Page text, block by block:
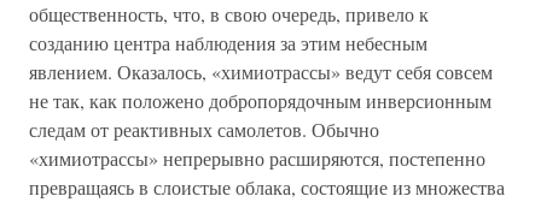
общественность, что, в свою очередь, привело к
созданию центра наблюдения за этим небесным
явлением. Оказалось, «химиотрассы» ведут себя совсем
не так, как положено добропорядочным инверсионным
следам от реактивных самолетов. Обычно
«химиотрассы» непрерывно расширяются, постепенно
превращаясь в слоистые облака, состоящие из множества